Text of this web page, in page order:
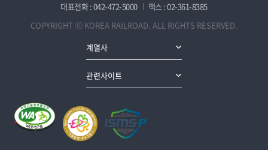
대표전화 : 042-472-5000
팩스 : 02-361-8385
COPYRIGHT ⓒ KOREA RAILROAD. ALL RIGHTS RESERVED.
계열사
관련사이트